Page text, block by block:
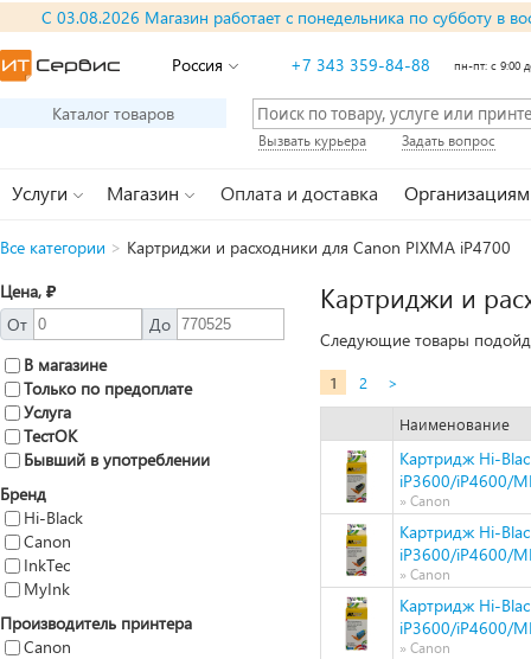
С 03.08.2026 Магазин работает с понедельника по субботу в
Россия +7 343 359-84-88 пн-пт: с 9:00
Каталог товаров
Вызвать курьера Задать вопрос
Услуги Магазин Оплата и доставка Организациям
Все категории > Картриджи и расходники для Canon PIXMA iP4700
Цена, ₽
От
До
В магазине
Только по предоплате
Услуга
ТестОК
Бывший в употреблении
Бренд
Hi-Black
Canon
InkTec
MyInk
Производитель принтера
Canon
Картриджи и
Следующие товары
1 2 >
Наименование
Картридж Hi-
iP3600/iP4600/
» Canon
Картридж Hi-
iP3600/iP4600/
» Canon
Картридж Hi-
iP3600/iP4600/
» Canon